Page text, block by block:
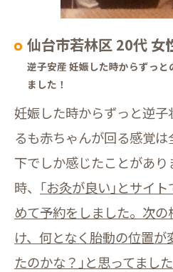
仙台市若林区 20代 女
逆子安産 妊娠した時からずっ
ました！
妊娠した時からずっと逆
るも赤ちゃんが回る感覚
下でしか感じたことがあ
時、 ｢お灸が良い｣とサイ
めて予約をしました。次
け、何となく胎動の位置
たのかな？｣と思ってまし